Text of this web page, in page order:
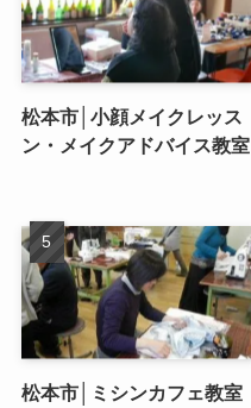
松本市│小顔メイクレッス
ン・メイクアドバイス教室
松本市│ミシンカフェ教室